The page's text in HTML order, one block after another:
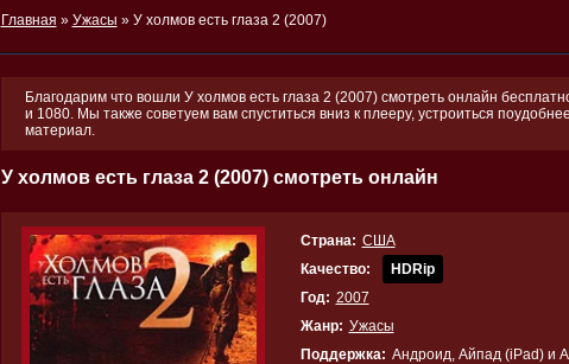
Главная » Ужасы » У холмов есть глаза 2 (2007)
Благодарим что вошли У холмов есть глаза 2 (2007) смотреть онлайн
и 1080. Мы также советуем вам спуститься вниз к плееру, устроиться
материал.
У холмов есть глаза 2 (2007) смотреть онлайн
Страна: США
Качество:
HDRip
Год: 2007
Жанр: Ужасы
Поддержка: Андроид, Айпад (iPad) и